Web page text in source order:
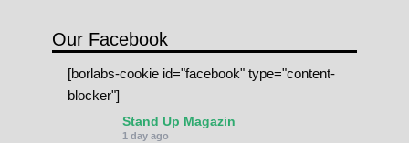
Our Facebook
[borlabs-cookie id="facebook" type="content-
blocker"]
Stand Up Magazin
1 day ago